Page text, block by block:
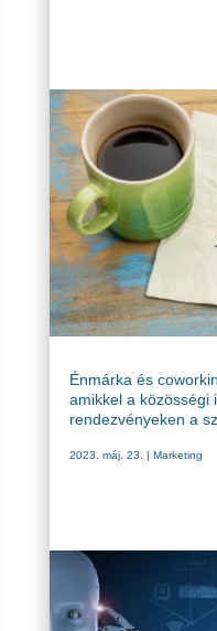
Énmárka és
amikkel a közösségi
rendezvényeken a
2023. máj. 23. | Marketing